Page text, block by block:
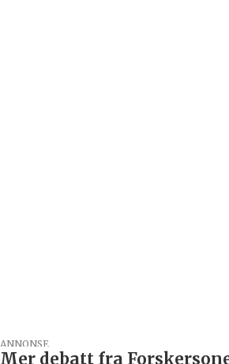
ANNONSE
Mer debatt fra